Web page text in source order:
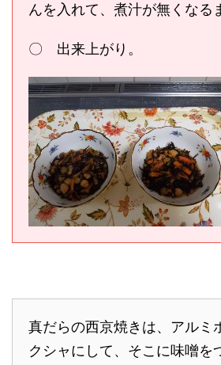
んを入れて、煮汁が無くなる
〇 出来上がり。
真だらの西京焼きは、アルミ
クシャにして、そこに味噌を